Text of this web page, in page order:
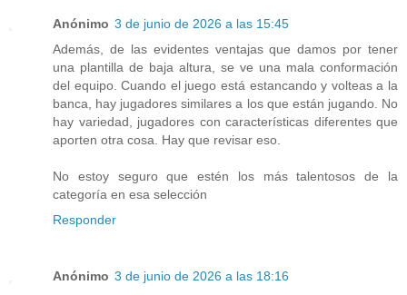
Anónimo 3 de junio de 2026 a las 15:45
Además, de las evidentes ventajas que damos por tener
una plantilla de baja altura, se ve una mala conformación
del equipo. Cuando el juego está estancando y volteas a la
banca, hay jugadores similares a los que están jugando. No
hay variedad, jugadores con características diferentes que
aporten otra cosa. Hay que revisar eso.
No estoy seguro que estén los más talentosos de la
categoría en esa selección
Responder
Anónimo 3 de junio de 2026 a las 18:16